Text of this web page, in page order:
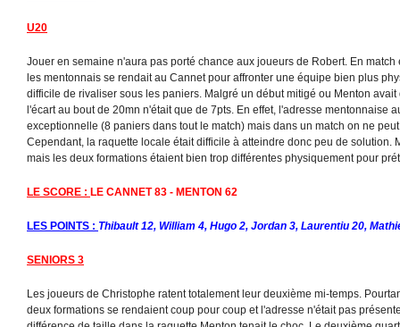
U20
Jouer en semaine n'aura pas porté chance aux joueurs de Robert. En
les mentonnais se rendait au Cannet pour affronter une équipe bien plus
difficile de rivaliser sous les paniers. Malgré un début mitigé ou Menton
l'écart au bout de 20mn n'était que de 7pts. En effet, l'adresse mentonnaise
exceptionnelle (8 paniers dans tout le match) mais dans un match on ne
Cependant, la raquette locale était difficile à atteindre donc peu de solution.
mais les deux formations étaient bien trop différentes physiquement pour
LE SCORE : LE CANNET 83 - MENTON 62
LES POINTS : Thibault 12, William 4, Hugo 2, Jordan 3, Laurentiu 20,
SENIORS 3
Les joueurs de Christophe ratent totalement leur deuxième mi-temps.
deux formations se rendaient coup pour coup et l'adresse n'était pas